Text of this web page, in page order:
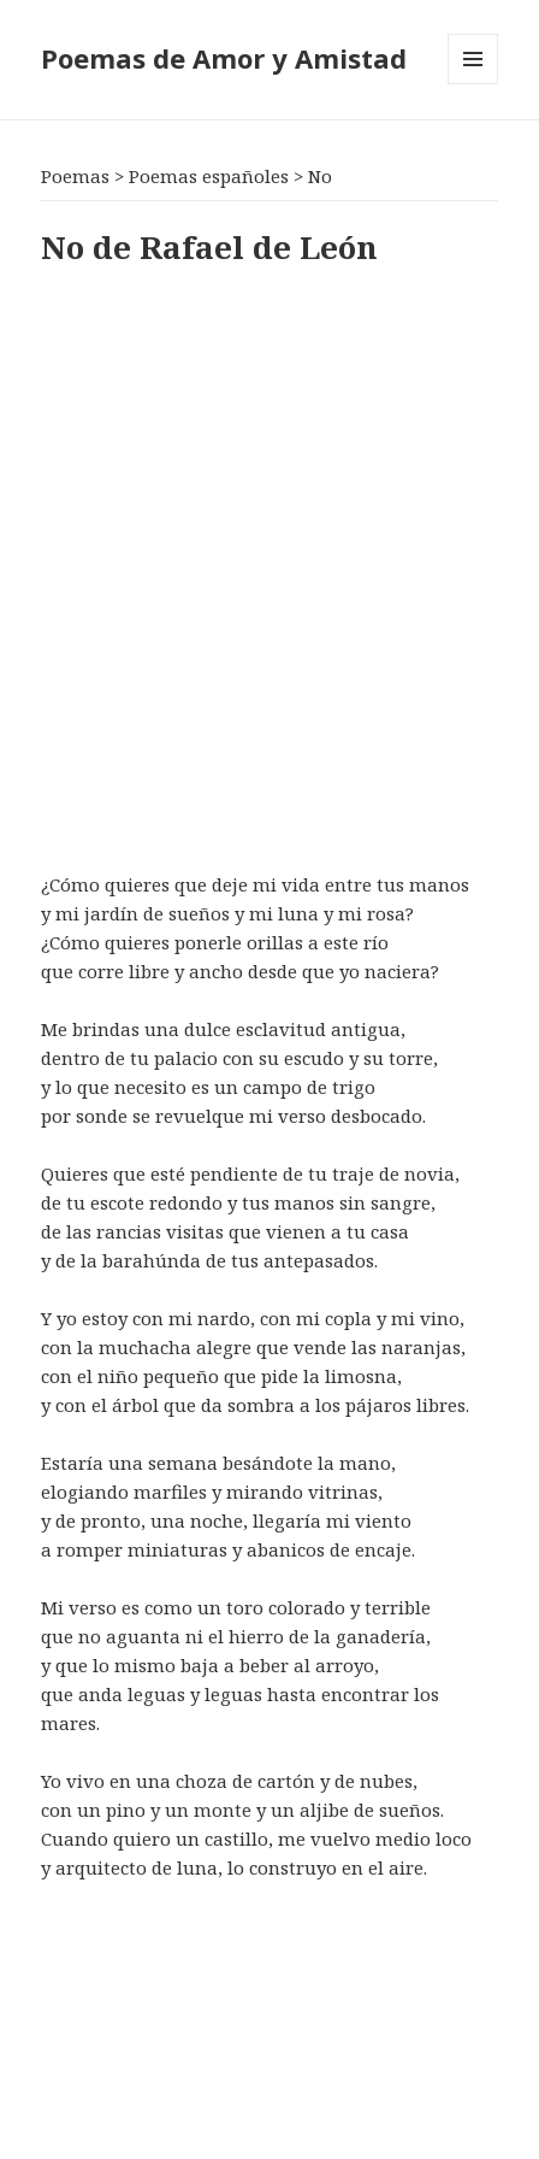
Poemas de Amor y Amistad
Poemas >Poemas españoles >No
No de Rafael de León
¿Cómo quieres que deje mi vida entre tus manos
y mi jardín de sueños y mi luna y mi rosa?
¿Cómo quieres ponerle orillas a este río
que corre libre y ancho desde que yo naciera?
Me brindas una dulce esclavitud antigua,
dentro de tu palacio con su escudo y su torre,
y lo que necesito es un campo de trigo
por sonde se revuelque mi verso desbocado.
Quieres que esté pendiente de tu traje de novia,
de tu escote redondo y tus manos sin sangre,
de las rancias visitas que vienen a tu casa
y de la barahúnda de tus antepasados.
Y yo estoy con mi nardo, con mi copla y mi vino,
con la muchacha alegre que vende las naranjas,
con el niño pequeño que pide la limosna,
y con el árbol que da sombra a los pájaros libres.
Estaría una semana besándote la mano,
elogiando marfiles y mirando vitrinas,
y de pronto, una noche, llegaría mi viento
a romper miniaturas y abanicos de encaje.
Mi verso es como un toro colorado y terrible
que no aguanta ni el hierro de la ganadería,
y que lo mismo baja a beber al arroyo,
que anda leguas y leguas hasta encontrar los
mares.
Yo vivo en una choza de cartón y de nubes,
con un pino y un monte y un aljibe de sueños.
Cuando quiero un castillo, me vuelvo medio loco
y arquitecto de luna, lo construyo en el aire.